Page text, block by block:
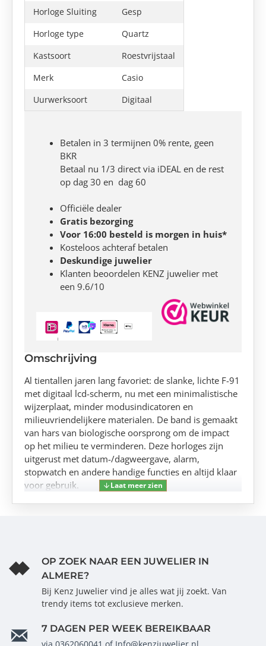
Horloge Sluiting
Gesp
Horloge type
Quartz
Kastsoort
Roestvrijstaal
Merk
Casio
Uurwerksoort
Digitaal
Betalen in 3 termijnen 0% rente, geen
BKR
Betaal nu 1/3 direct via iDEAL en de rest
op dag 30 en dag 60
Officiële dealer
Gratis bezorging
Voor 16:00 besteld is morgen in huis*
Kosteloos achteraf betalen
Deskundige juwelier
Klanten beoordelen KENZ juwelier met
een 9.6/10
Omschrijving
Al tientallen jaren lang favoriet: de slanke, lichte F-91
met digitaal lcd-scherm, nu met een minimalistische
wijzerplaat, minder modusindicatoren en
milieuvriendelijkere materialen. De band is gemaakt
van hars van biologische oorsprong om de impact
op het milieu te verminderen. Deze horloges zijn
uitgerust met datum-/dagweergave, alarm,
stopwatch en andere handige functies en altijd klaar
voor gebruik.
OP ZOEK NAAR EEN JUWELIER IN
ALMERE?
Bij Kenz Juwelier vind je alles wat jij zoekt. Van
trendy items tot exclusieve merken.
7 DAGEN PER WEEK BEREIKBAAR